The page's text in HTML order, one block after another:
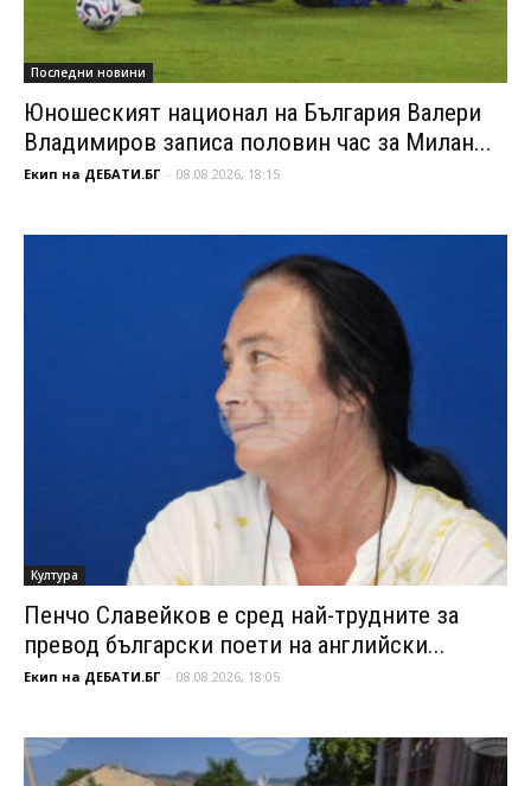
Последни новини
Юношеският национал на България Валери
Владимиров записа половин час за Милан...
Екип на ДЕБАТИ.БГ - 08.08.2026, 18:15
Култура
Пенчо Славейков е сред най-трудните за
превод български поети на английски...
Екип на ДЕБАТИ.БГ - 08.08.2026, 18:05